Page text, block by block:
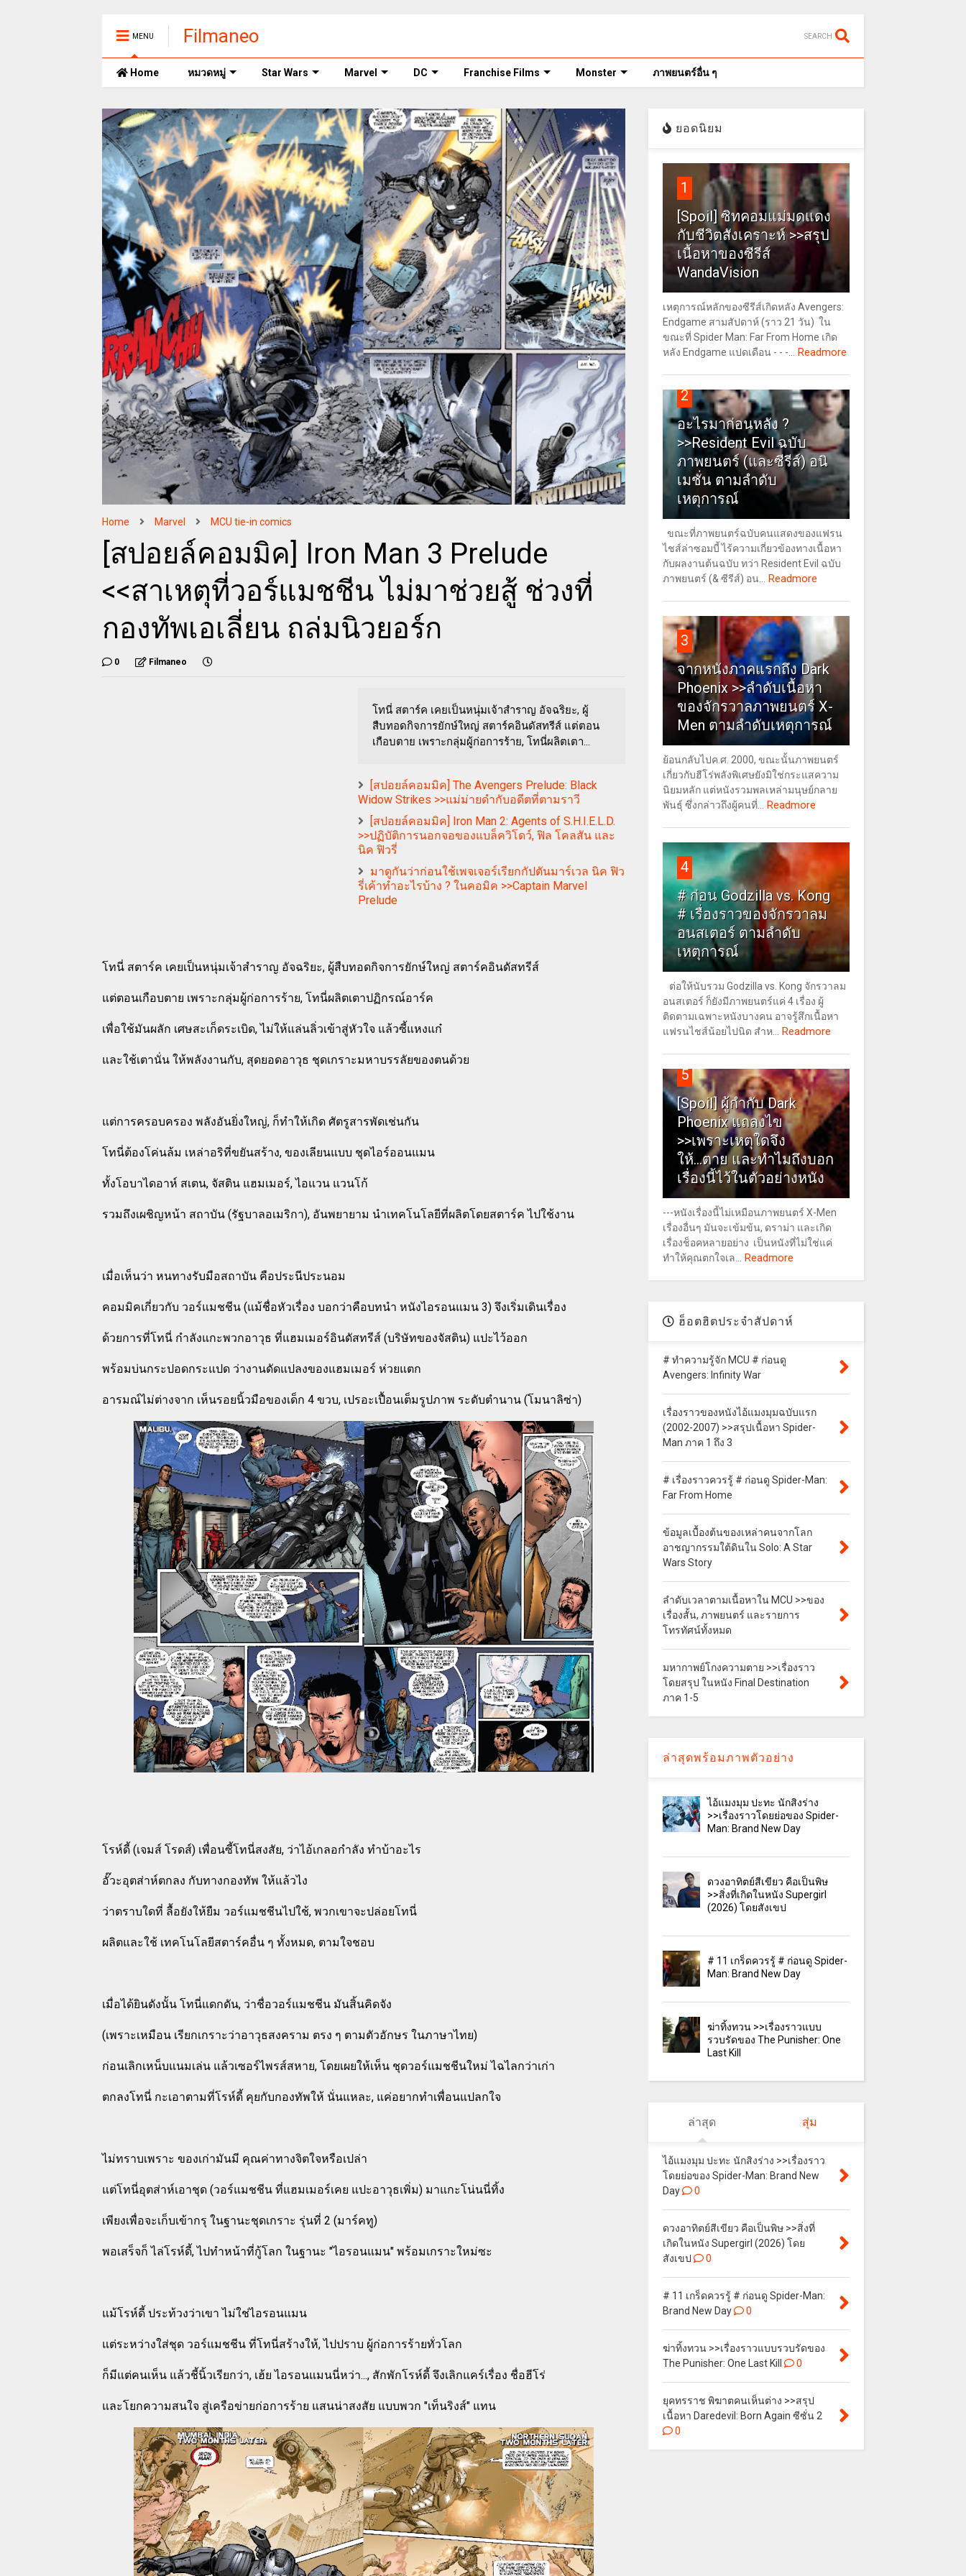
MENU Filmaneo SEARCH
Home หมวดหมู่ Star Wars Marvel DC Franchise Films Monster ภาพยนตร์อื่น ๆ
Home Marvel MCU tie-in comics
[สปอยล์คอมมิค] Iron Man 3 Prelude
<<สาเหตุที่วอร์แมชชีน ไม่มาช่วยสู้ ช่วงที่
กองทัพเอเลี่ยน ถล่มนิวยอร์ก
0 Filmaneo
โทนี่ สตาร์ค เคยเป็นหนุ่มเจ้าสำราญ อัจฉริยะ, ผู้
สืบทอดกิจการยักษ์ใหญ่ สตาร์คอินดัสทรีส์ แต่ตอน
เกือบตาย เพราะกลุ่มผู้ก่อการร้าย, โทนี่ผลิตเตา...
[สปอยล์คอมมิค] The Avengers Prelude: Black
Widow Strikes >>แม่ม่ายดำกับอดีตที่ตามราวี
[สปอยล์คอมมิค] Iron Man 2: Agents of S.H.I.E.L.D.
>>ปฏิบัติการนอกจอของแบล็ควิโดว์, ฟิล โคลสัน และ
นิค ฟิวรี่
มาดูกันว่าก่อนใช้เพจเจอร์เรียกกัปตันมาร์เวล นิค ฟิว
รี่เค้าทำอะไรบ้าง ? ในคอมิค >>Captain Marvel
Prelude
โทนี่ สตาร์ค เคยเป็นหนุ่มเจ้าสำราญ อัจฉริยะ, ผู้สืบทอดกิจการยักษ์ใหญ่ สตาร์คอินดัสทรีส์
แต่ตอนเกือบตาย เพราะกลุ่มผู้ก่อการร้าย, โทนี่ผลิตเตาปฏิกรณ์อาร์ค
เพื่อใช้มันผลัก เศษสะเก็ดระเบิด, ไม่ให้แล่นลิ่วเข้าสู่หัวใจ แล้วซี้แหงแก๋
และใช้เตานั่น ให้พลังงานกับ, สุดยอดอาวุธ ชุดเกราะมหาบรรลัยของตนด้วย
แต่การครอบครอง พลังอันยิ่งใหญ่, ก็ทำให้เกิด ศัตรูสารพัดเช่นกัน
โทนี่ต้องโค่นล้ม เหล่าอริที่ขยันสร้าง, ของเลียนแบบ ชุดไอร์ออนแมน
ทั้งโอบาไดอาห์ สเตน, จัสติน แฮมเมอร์, ไอแวน แวนโก้
รวมถึงเผชิญหน้า สถาบัน (รัฐบาลอเมริกา), อันพยายาม นำเทคโนโลยีที่ผลิตโดยสตาร์ค ไปใช้งาน
เมื่อเห็นว่า หนทางรับมือสถาบัน คือประนีประนอม
คอมมิคเกี่ยวกับ วอร์แมชชีน (แม้ชื่อหัวเรื่อง บอกว่าคือบทนำ หนังไอรอนแมน 3) จึงเริ่มเดินเรื่อง
ด้วยการที่โทนี่ กำลังแกะพวกอาวุธ ที่แฮมเมอร์อินดัสทรีส์ (บริษัทของจัสติน) แปะไว้ออก
พร้อมบ่นกระปอดกระแปด ว่างานดัดแปลงของแฮมเมอร์ ห่วยแตก
อารมณ์ไม่ต่างจาก เห็นรอยนิ้วมือของเด็ก 4 ขวบ, เปรอะเปื้อนเต็มรูปภาพ ระดับตำนาน (โมนาลิซ่า)
โรห์ดี้ (เจมส์ โรดส์) เพื่อนซี้โทนี่สงสัย, ว่าไอ้เกลอกำลัง ทำบ้าอะไร
อั๊วะอุตส่าห์ตกลง กับทางกองทัพ ให้แล้วไง
ว่าตราบใดที่ ลื้อยังให้ยืม วอร์แมชชีนไปใช้, พวกเขาจะปล่อยโทนี่
ผลิตและใช้ เทคโนโลยีสตาร์คอื่น ๆ ทั้งหมด, ตามใจชอบ
เมื่อได้ยินดังนั้น โทนี่แดกดัน, ว่าชื่อวอร์แมชชีน มันสิ้นคิดจัง
(เพราะเหมือน เรียกเกราะว่าอาวุธสงคราม ตรง ๆ ตามตัวอักษร ในภาษาไทย)
ก่อนเลิกเหน็บแนมเล่น แล้วเซอร์ไพรส์สหาย, โดยเผยให้เห็น ชุดวอร์แมชชีนใหม่ ไฉไลกว่าเก่า
ตกลงโทนี่ กะเอาตามที่โรห์ดี้ คุยกับกองทัพให้ นั่นแหละ, แค่อยากทำเพื่อนแปลกใจ
ไม่ทราบเพราะ ของเก่ามันมี คุณค่าทางจิตใจหรือเปล่า
แต่โทนี่อุตส่าห์เอาชุด (วอร์แมชชีน ที่แฮมเมอร์เคย แปะอาวุธเพิ่ม) มาแกะโน่นนี่ทิ้ง
เพียงเพื่อจะเก็บเข้ากรุ ในฐานะชุดเกราะ รุ่นที่ 2 (มาร์คทู)
พอเสร็จก็ ไล่โรห์ดี้, ไปทำหน้าที่กู้โลก ในฐานะ "ไอรอนแมน" พร้อมเกราะใหม่ซะ
แม้โรห์ดี้ ประท้วงว่าเขา ไม่ใช่ไอรอนแมน
แต่ระหว่างใส่ชุด วอร์แมชชีน ที่โทนี่สร้างให้, ไปปราบ ผู้ก่อการร้ายทั่วโลก
ก็มีแต่คนเห็น แล้วชี้นิ้วเรียกว่า, เฮ้ย ไอรอนแมนนี่หว่า..., สักพักโรห์ดี้ จึงเลิกแคร์เรื่อง ชื่อฮีโร่
และโยกความสนใจ สู่เครือข่ายก่อการร้าย แสนน่าสงสัย แบบพวก "เท็นริงส์" แทน
ยอดนิยม
1
[Spoil] ซิทคอมแม่มดแดง
กับชีวิตสังเคราะห์ >>สรุป
เนื้อหาของซีรีส์
WandaVision
เหตุการณ์หลักของซีรีส์เกิดหลัง Avengers:
Endgame สามสัปดาห์ (ราว 21 วัน) ใน
ขณะที่ Spider Man: Far From Home เกิด
หลัง Endgame แปดเดือน - - -...
Readmore
2
อะไรมาก่อนหลัง ?
>>Resident Evil ฉบับ
ภาพยนตร์ (และซีรีส์) อนิ
เมชั่น ตามลำดับ
เหตุการณ์
ขณะที่ภาพยนตร์ฉบับคนแสดงของแฟรน
ไชส์ล่าซอมบี้ ไร้ความเกี่ยวข้องทางเนื้อหา
กับผลงานต้นฉบับ ทว่า Resident Evil ฉบับ
ภาพยนตร์ (& ซีรีส์) อน...
Readmore
3
จากหนังภาคแรกถึง Dark
Phoenix >>ลำดับเนื้อหา
ของจักรวาลภาพยนตร์ X-
Men ตามลำดับเหตุการณ์
ย้อนกลับไปค.ศ. 2000, ขณะนั้นภาพยนตร์
เกี่ยวกับฮีโร่พลังพิเศษยังมิใช่กระแสความ
นิยมหลัก แต่หนังรวมพลเหล่ามนุษย์กลาย
พันธุ์ ซึ่งกล่าวถึงผู้คนที่...
Readmore
4
# ก่อน Godzilla vs. Kong
# เรื่องราวของจักรวาลม
อนสเตอร์ ตามลำดับ
เหตุการณ์
ต่อให้นับรวม Godzilla vs. Kong จักรวาลม
อนสเตอร์ ก็ยังมีภาพยนตร์แค่ 4 เรื่อง ผู้
ติดตามเฉพาะหนังบางคน อาจรู้สึกเนื้อหา
แฟรนไชส์น้อยไปนิด สำห...
Readmore
5
[Spoil] ผู้กำกับ Dark
Phoenix แถลงไข
>>เพราะเหตุใดจึง
ให้...ตาย และทำไมถึงบอก
เรื่องนี้ไว้ในตัวอย่างหนัง
---หนังเรื่องนี้ไม่เหมือนภาพยนตร์ X-Men
เรื่องอื่นๆ มันจะเข้มข้น, ดราม่า และเกิด
เรื่องช็อคหลายอย่าง เป็นหนังที่ไม่ใช่แค่
ทำให้คุณตกใจเล...
Readmore
ฮ็อตฮิตประจำสัปดาห์
# ทำความรู้จัก MCU # ก่อนดู
Avengers: Infinity War
เรื่องราวของหนังไอ้แมงมุมฉบับแรก
(2002-2007) >>สรุปเนื้อหา Spider-
Man ภาค 1 ถึง 3
# เรื่องราวควรรู้ # ก่อนดู Spider-Man:
Far From Home
ข้อมูลเบื้องต้นของเหล่าคนจากโลก
อาชญากรรมใต้ดินใน Solo: A Star
Wars Story
ลำดับเวลาตามเนื้อหาใน MCU >>ของ
เรื่องสั้น, ภาพยนตร์ และรายการ
โทรทัศน์ทั้งหมด
มหากาพย์โกงความตาย >>เรื่องราว
โดยสรุป ในหนัง Final Destination
ภาค 1-5
ล่าสุดพร้อมภาพตัวอย่าง
ไอ้แมงมุม ปะทะ นักสิงร่าง
>>เรื่องราวโดยย่อของ Spider-
Man: Brand New Day
ดวงอาทิตย์สีเขียว คือเป็นพิษ
>>สิ่งที่เกิดในหนัง Supergirl
(2026) โดยสังเขป
# 11 เกร็ดควรรู้ # ก่อนดู Spider-
Man: Brand New Day
ฆ่าทิ้งทวน >>เรื่องราวแบบ
รวบรัดของ The Punisher: One
Last Kill
ล่าสุด สุ่ม
ไอ้แมงมุม ปะทะ นักสิงร่าง >>เรื่องราว
โดยย่อของ Spider-Man: Brand New
Day
0
ดวงอาทิตย์สีเขียว คือเป็นพิษ >>สิ่งที่
เกิดในหนัง Supergirl (2026) โดย
สังเขป
0
# 11 เกร็ดควรรู้ # ก่อนดู Spider-Man:
Brand New Day
0
ฆ่าทิ้งทวน >>เรื่องราวแบบรวบรัดของ
The Punisher: One Last Kill
0
ยุคทรราช พิฆาตคนเห็นต่าง >>สรุป
เนื้อหา Daredevil: Born Again ซีซั่น 2
0